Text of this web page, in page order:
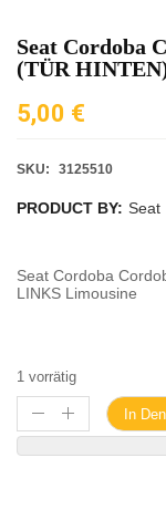
Seat Cordoba
(TÜR
5,00 €
SKU: 3125510
PRODUCT BY: Seat
Seat Cordoba
LINKS Limousine
1 vorrätig
In